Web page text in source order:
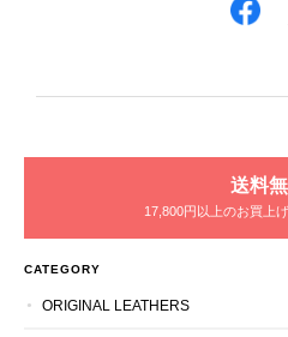
送料
17,800円以上のお買上
CATEGORY
ORIGINAL LEATHERS